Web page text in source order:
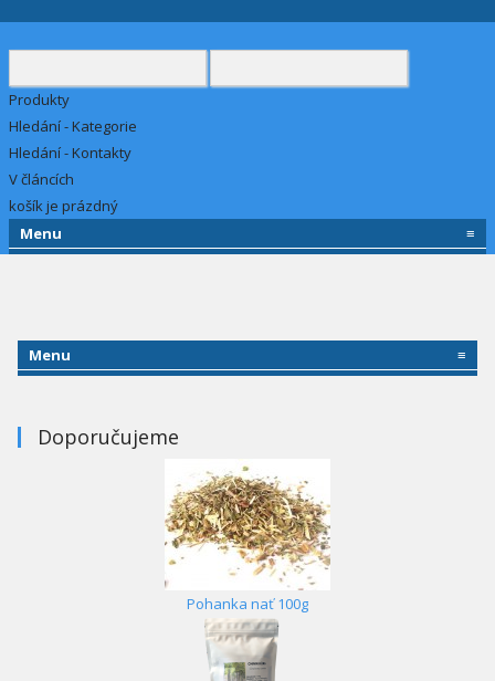
Produkty
Hledání - Kategorie
Hledání - Kontakty
V článcích
košík je prázdný
Menu
≡
Menu ≡
Doporučujeme
Pohanka nať 100g